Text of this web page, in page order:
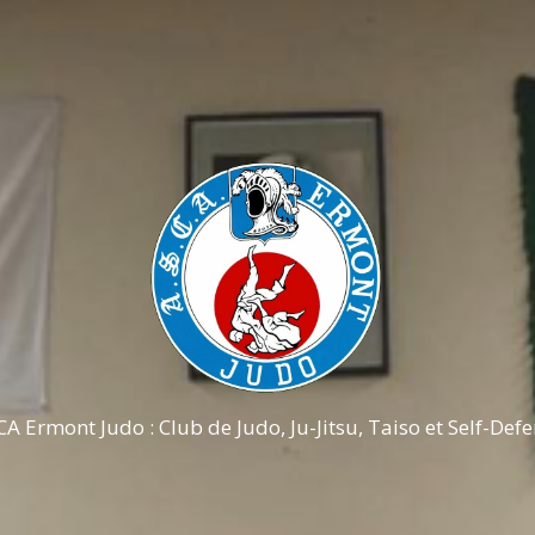
Ermont Judo : Club de Judo, Ju-Jitsu, Taiso et Self-